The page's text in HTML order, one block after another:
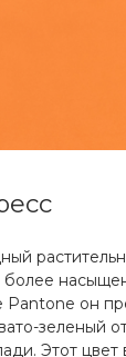
более
Pantone он
зеленый
Этот